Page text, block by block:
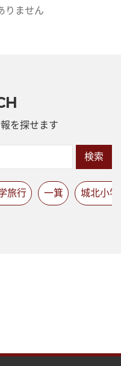
りません
を探せます
検索
旅行 一箕 城北小